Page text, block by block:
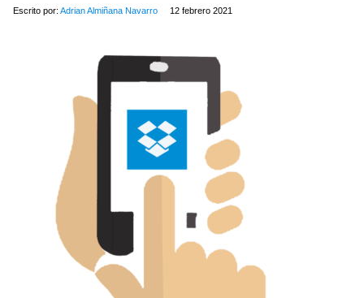
Escrito por: Adrian Almiñana Navarro 12 febrero 2021